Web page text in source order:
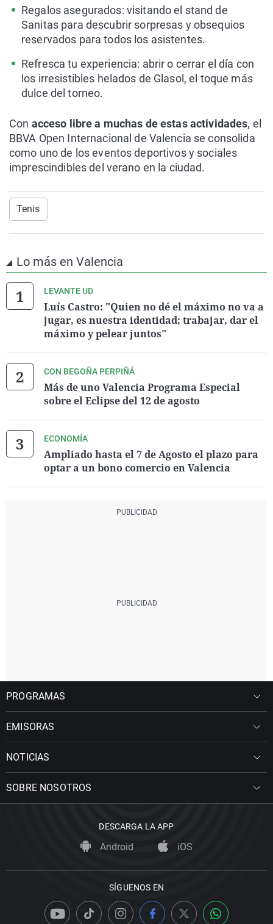
Regalos asegurados: visitando el stand de
Sanitas para descubrir sorpresas y obsequios
reservados para todos los asistentes.
Refresca tu experiencia: abrir o cerrar el día con
los irresistibles helados de Glasol, el toque más
dulce del torneo.
Con acceso libre a muchas de estas actividades, el
BBVA Open Internacional de Valencia se consolida
como uno de los eventos deportivos y sociales
imprescindibles del verano en la ciudad.
Tenis
Lo más en Valencia
LEVANTE UD
Luís Castro: "Quien no dé el máximo no va a
jugar, es nuestra identidad; trabajar, dar el
máximo y pelear juntos"
CON BEGOÑA PERPIÑÁ
Más de uno Valencia Programa Especial
sobre el Eclipse del 12 de agosto
ECONOMÍA
Ampliado hasta el 7 de Agosto el plazo para
optar a un bono comercio en Valencia
PROGRAMAS
EMISORAS
NOTICIAS
SOBRE NOSOTROS
DESCARGA LA APP
Android iOS
SÍGUENOS EN